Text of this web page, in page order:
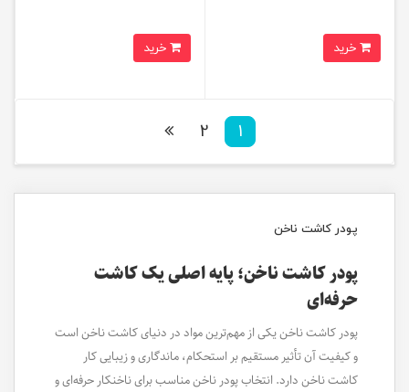
1
2
پودر کاشت ناخن
پودر کاشت ناخن؛ پایه اصلی یک کاشت
حرفه‌ای
پودر کاشت ناخن یکی از مهم‌ترین مواد در دنیای کاشت ناخن است
و کیفیت آن تأثیر مستقیم بر استحکام، ماندگاری و زیبایی کار
کاشت ناخن دارد. انتخاب پودر ناخن مناسب برای ناخنکار حرفه‌ای و